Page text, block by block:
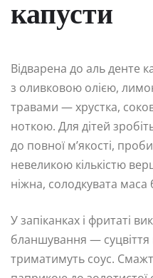
капусти
Відварена до аль денте
з оливковою олією,
травами — хрустка,
ноткою. Для дітей
до повної м’якості,
невеликою кількістю
ніжна, солодкувата маса
У запіканках і фритаті
бланшування — суцвіття
триматимуть соус.